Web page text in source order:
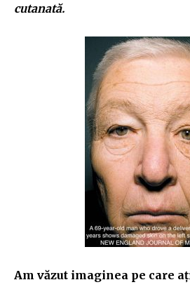
cutanată.
Am văzut imaginea pe care